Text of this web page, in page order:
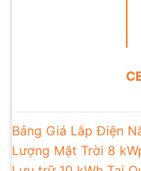
Bảng Giá Lắp Điện
Lượng Mặt Trời 8